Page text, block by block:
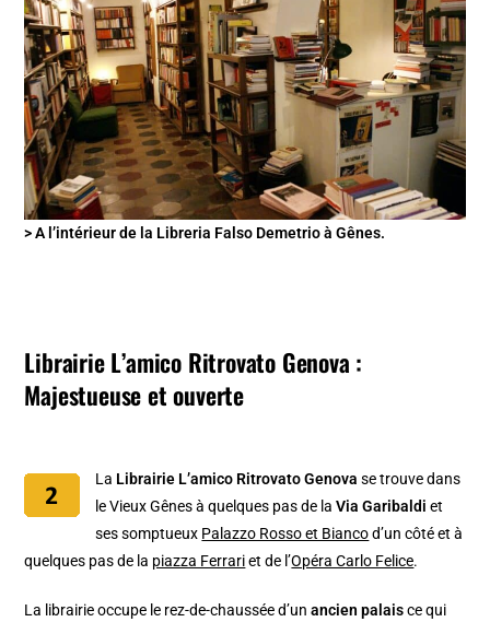
> A l’intérieur de la Libreria Falso Demetrio à Gênes.
Librairie L’amico Ritrovato Genova :
Majestueuse et ouverte
La Librairie L’amico Ritrovato Genova se trouve dans
le Vieux Gênes à quelques pas de laVia Garibaldi et
ses somptueux Palazzo Rosso et Biancod’un côté et à
quelques pas de la piazza Ferrariet de l’Opéra Carlo Felice.
La librairie occupe le rez-de-chaussée d’unancien palaisce qui